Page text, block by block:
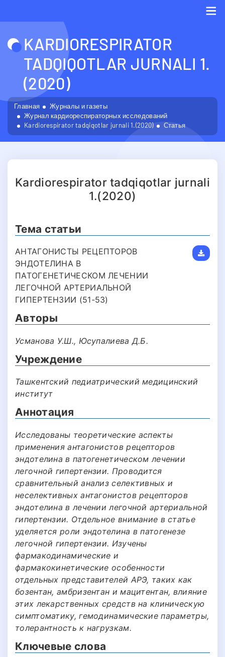
KARDIORESPIRATOR
TADQIQOTLAR JURNALI 1.
(2020)
Главная
Журналы и газеты
Журнал кардиореспираторных исследований
Kardiorespirator tadqiqotlar jurnali 1.(2020)
Статья
Kardiorespirator tadqiqotlar jurnali
1.(2020)
Тема статьи
АНТАГОНИСТЫ РЕЦЕПТОРОВ
ЭНДОТЕЛИНА В
ПАТОГЕНЕТИЧЕСКОМ ЛЕЧЕНИИ
ЛЕГОЧНОЙ АРТЕРИАЛЬНОЙ
ГИПЕРТЕНЗИИ (51-53)
Авторы
Усманова У.Ш., Юсупалиева Д.Б.
Учреждение
Ташкентский педиатрический медицинский
институт
Аннотация
Исследованы теоретические аспекты
применения антагонистов рецепторов
эндотелина в патогенетическом лечении
легочной гипертензии. Проводится
сравнительный анализ селективных и
неселективных антагонистов рецепторов
эндотелина в лечении легочной артериальной
гипертензии. Отдельное внимание в статье
уделяется роли эндотелина в патогенезе
легочной гипертензии. Изучены
фармакодинамические и
фармакокинетические особенности
отдельных представителей АРЭ, таких как
бозентан, амбризентан и мацитентан, влияние
этих лекарственных средств на клиническую
симптоматику, гемодинамические параметры,
толерантность к нагрузкам.
Ключевые слова